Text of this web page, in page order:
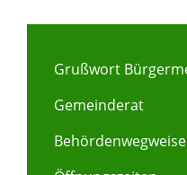
Grußwort
Gemeinderat